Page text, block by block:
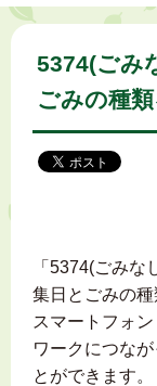
5374(ごみ
ごみの種類
「5374(ごみ
集日とごみの種
スマートフォ
ワークにつな
とができます。